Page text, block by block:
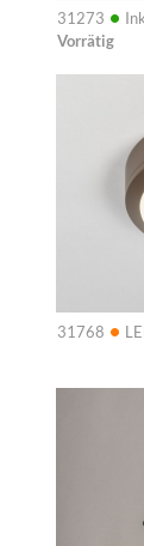
31273 •
Vorrätig
31768 •
Info
Info